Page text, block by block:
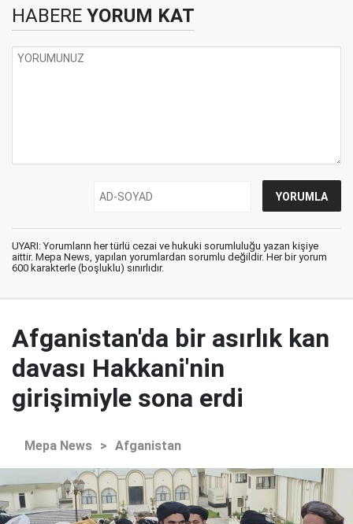
HABERE YORUM KAT
UYARI: Yorumların her türlü cezai ve hukuki sorumluluğu yazan kişiye
aittir. Mepa News, yapılan yorumlardan sorumlu değildir. Her bir yorum
600 karakterle (boşluklu) sınırlıdır.
Afganistan'da bir asırlık kan
davası Hakkani'nin
girişimiyle sona erdi
Mepa News > Afganistan